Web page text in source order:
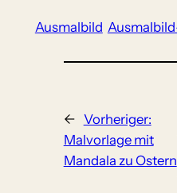
Ausmalbild
← Vorheriger:
Malvorlage mit
Mandala zu Ostern